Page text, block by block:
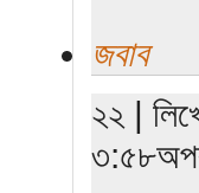
জবাব
২২ |